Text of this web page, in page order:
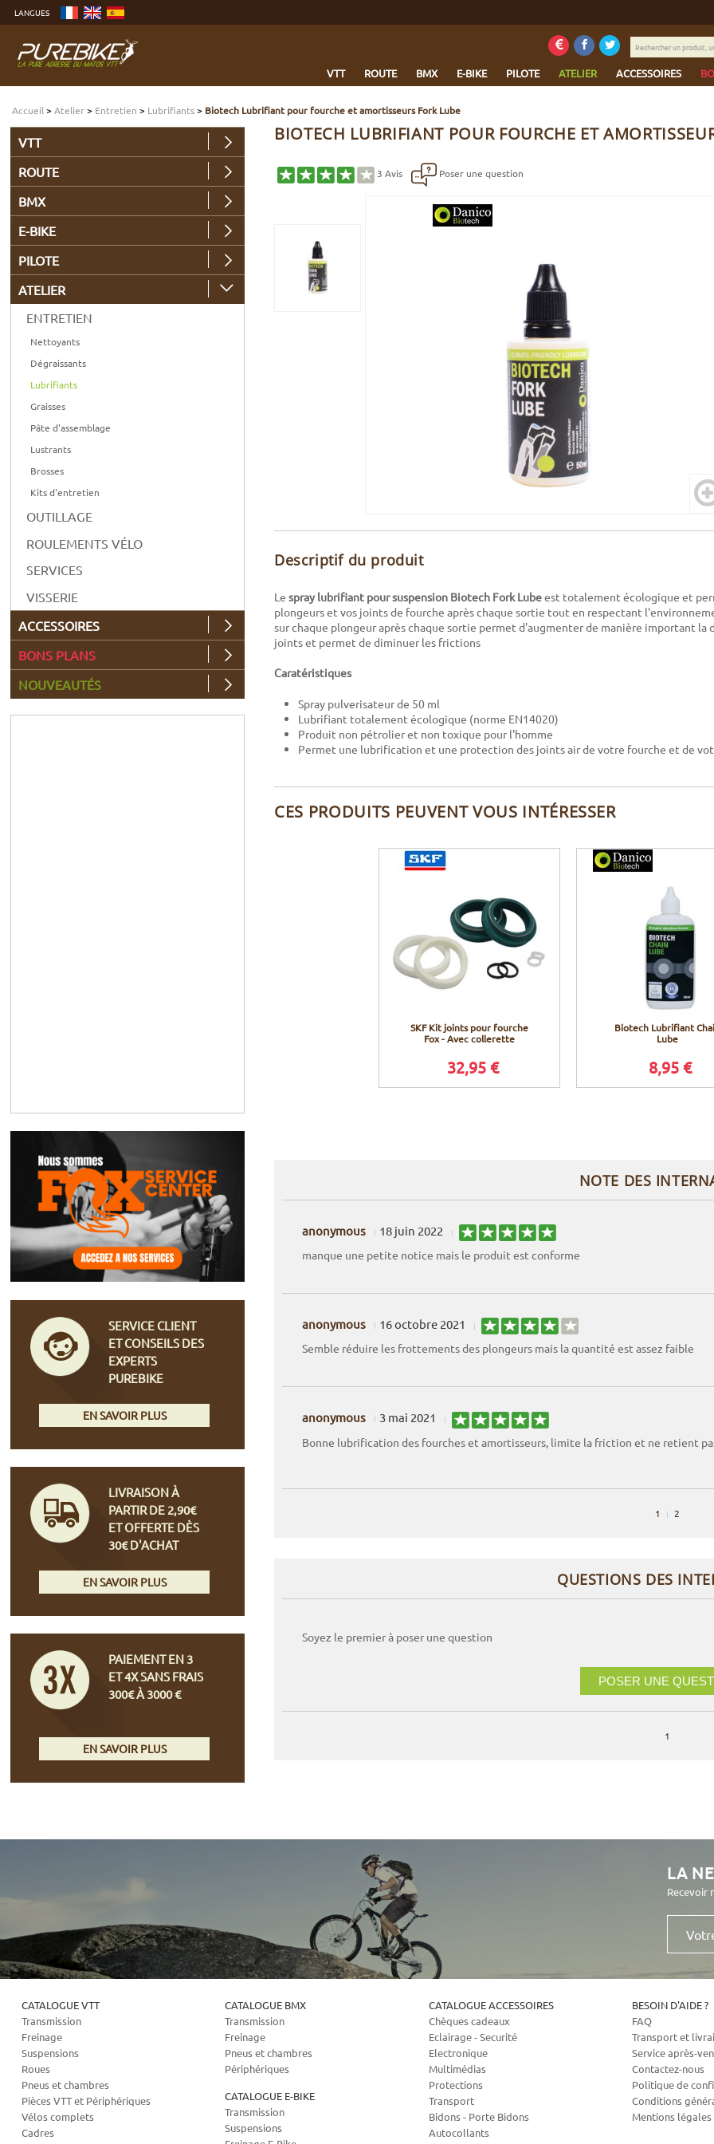
contenu
menu
Aller
LANGUES
VTT ROUTE BMX E-BIKE PILOTE ATELIER ACCESSOIRES
Rechercher
un
une
marque...
Accueil >Atelier> Entretien > Lubrifiants> Biotech Lubrifiant pour fourche et amortisseurs Fork Lube
BIOTECH LUBRIFIANT POUR FOURCHE ET
3 Avis Poser une question
Descriptif du produit
Le spray lubrifiant pour suspension Biotech Fork Lubeest totalement écologique et
plongeurs et vos joints de fourche après chaque sortie tout en respectant
sur chaque plongeur après chaque sortie permet d'augmenter de manière important la
joints et permet de diminuer les frictions
Caratéristiques
Spray pulverisateur de 50 ml
Lubrifiant totalement écologique (norme EN14020)
Produit non pétrolier et non toxique pour l'homme
Permet une lubrification et une protection des joints air de votre fourche et de
CES PRODUITS PEUVENT VOUS INTÉRESSER
SKF Kit joints pour fourche
Fox - Avec collerette
32,95 €
Biotech Lubrifiant
Lube
8,95 €
NOTE DES
anonymous 18 juin 2022
manque une petite notice mais le produit est conforme
anonymous 16 octobre 2021
Semble réduire les frottements des plongeurs mais la quantité est assez faible
anonymous 3 mai 2021
Bonne lubrification des fourches et amortisseurs, limite la friction et ne retient
1 2
QUESTIONS DES
Soyez le premier à poser une question
POSER UNE
1
VTT
ROUTE
BMX
E-BIKE
PILOTE
ATELIER
ENTRETIEN
Nettoyants
Dégraissants
Lubrifiants
Graisses
Pâte d'assemblage
Lustrants
Brosses
Kits d'entretien
OUTILLAGE
ROULEMENTS VÉLO
SERVICES
VISSERIE
ACCESSOIRES
BONS PLANS
NOUVEAUTÉS
SERVICE CLIENT
ET CONSEILS DES
EXPERTS
PUREBIKE
EN SAVOIR PLUS
LIVRAISON À
PARTIR DE 2,90€
ET OFFERTE DÈS
30€ D'ACHAT
EN SAVOIR PLUS
PAIEMENT EN 3
ET 4X SANS FRAIS
300€ À 3000 €
EN SAVOIR PLUS
LA
Recevoir
Votre
mail
CATALOGUE VTT
Transmission
Freinage
Suspensions
Roues
Pneus et chambres
Pièces VTT et Périphériques
Vélos complets
Cadres
CATALOGUE BMX
Transmission
Freinage
Pneus et chambres
Périphériques
CATALOGUE E-BIKE
Transmission
Suspensions
CATALOGUE ACCESSOIRES
Chèques cadeaux
Eclairage - Securité
Electronique
Multimédias
Protections
Transport
Bidons - Porte Bidons
Autocollants
BESOIN D'AIDE ?
FAQ
Transport et
Service après-
Contactez-nous
Politique de
Conditions
Mentions légales